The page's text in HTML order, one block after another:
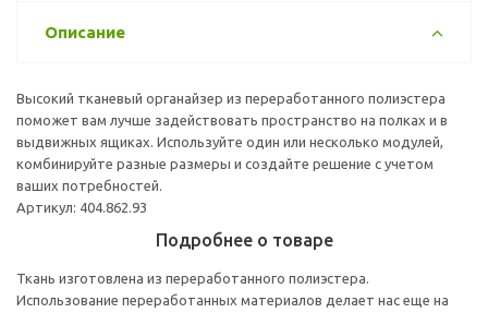
Описание
Высокий тканевый органайзер из переработанного полиэстера
поможет вам лучше задействовать пространство на полках и в
выдвижных ящиках. Используйте один или несколько модулей,
комбинируйте разные размеры и создайте решение с учетом
ваших потребностей.
Артикул: 404.862.93
Подробнее о товаре
Ткань изготовлена из переработанного полиэстера.
Использование переработанных материалов делает нас еще на